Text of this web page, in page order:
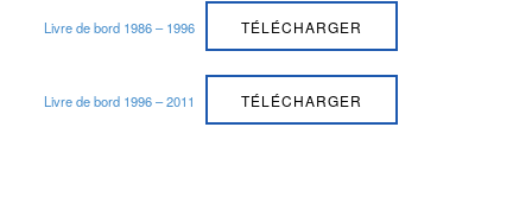
Livre de bord 1986 – 1996 TÉLÉCHARGER
Livre de bord 1996 – 2011 TÉLÉCHARGER